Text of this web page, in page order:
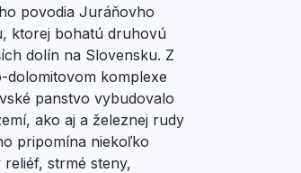
povodia Juráňovho
ktorej bohatú druhovú
dolín na Slovensku. Z
komplexe
panstvo vybudovalo
ako aj a železnej rudy
pripomína niekoľko
strmé steny,